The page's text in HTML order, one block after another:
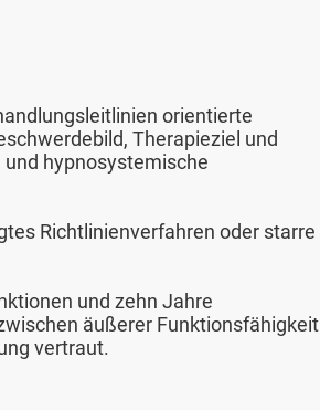
orientierte
Therapieziel und
hypnosystemische
Richtlinienverfahren oder starre
und zehn Jahre
äußerer Funktionsfähigkeit
vertraut.